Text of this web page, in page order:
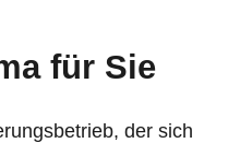
für Sie
der sich